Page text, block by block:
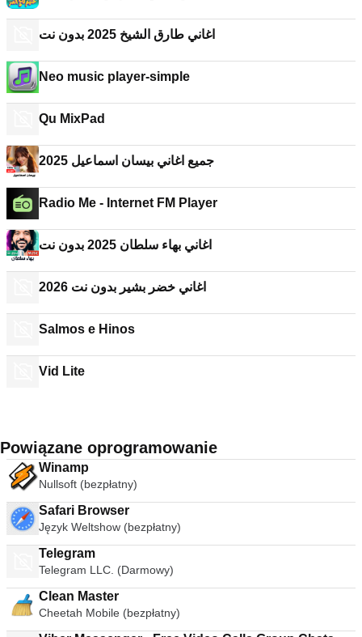
اغاني طارق الشيخ 2025 بدون نت
Neo music player-simple
Qu MixPad
جميع اغاني بيسان اسماعيل 2025
Radio Me - Internet FM Player
اغاني بهاء سلطان 2025 بدون نت
2026 اغاني خضر بشير بدون نت
Salmos e Hinos
Vid Lite
Powiązane oprogramowanie
Winamp
Nullsoft (bezpłatny)
Safari Browser
Język Weltshow (bezpłatny)
Telegram
Telegram LLC. (Darmowy)
Clean Master
Cheetah Mobile (bezpłatny)